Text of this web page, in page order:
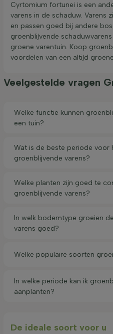
Cyrtomium fortunei is een
varens in de schaduw. Varens
en passen goed bij andere
groenblijvende
groene varentuin. Koop
voordelen van een altijd
Veelgestelde vragen
Welke functie kunnen
een tuin?
Wat is de beste periode voor
groenblijvende varens?
Welke planten zijn goed te
groenblijvende varens?
In welk bodemtype groeien
varens goed?
Welke populaire soorten
In welke periode kan ik
aanplanten?
De ideale soort voor u